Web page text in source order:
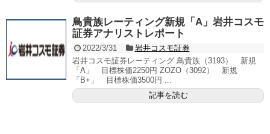
鳥貴族レーティング新規「A」岩井コスモ
証券アナリストレポート
2022/3/31
岩井コスモ証券
岩井コスモ証券レーティング 鳥貴族（3193） 新規
「A」 目標株価2250円 ZOZO（3092） 新規
「B+」 目標株価3500円 ...
記事を読む